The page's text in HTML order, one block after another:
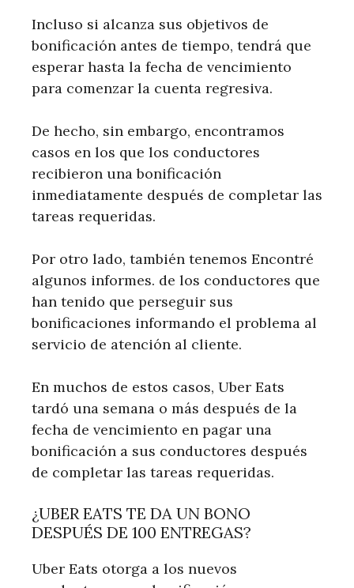
Incluso si alcanza sus objetivos de
bonificación antes de tiempo, tendrá que
esperar hasta la fecha de vencimiento
para comenzar la cuenta regresiva.
De hecho, sin embargo, encontramos
casos en los que los conductores
recibieron una bonificación
inmediatamente después de completar las
tareas requeridas.
Por otro lado, también tenemos Encontré
algunos informes. de los conductores que
han tenido que perseguir sus
bonificaciones informando el problema al
servicio de atención al cliente.
En muchos de estos casos, Uber Eats
tardó una semana o más después de la
fecha de vencimiento en pagar una
bonificación a sus conductores después
de completar las tareas requeridas.
¿UBER EATS TE DA UN BONO
DESPUÉS DE 100 ENTREGAS?
Uber Eats otorga a los nuevos